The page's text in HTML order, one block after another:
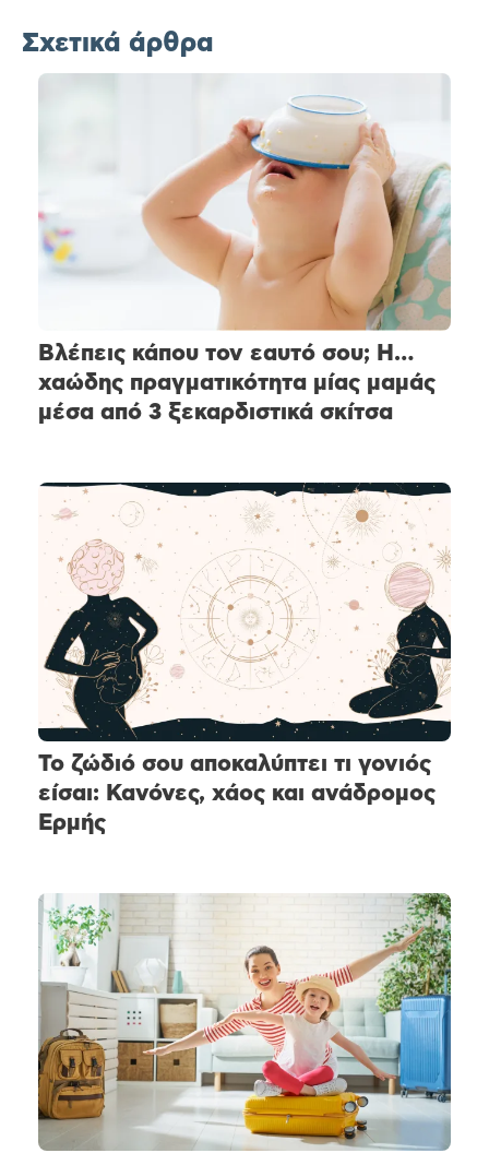
Σχετικά άρθρα
Βλέπεις κάπου τον εαυτό σου; Η…
χαώδης πραγματικότητα μίας μαμάς
μέσα από 3 ξεκαρδιστικά σκίτσα
Το ζώδιό σου αποκαλύπτει τι γονιός
είσαι: Κανόνες, χάος και ανάδρομος
Ερμής